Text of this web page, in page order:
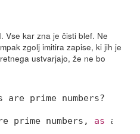
Vse kar zna je čisti blef. Ne
zgolj imitira zapise, ki jih je
ustvarjajo, že ne bo
are prime numbers?
prime numbers, as a